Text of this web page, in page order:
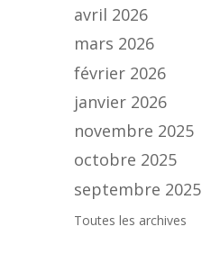
avril 2026
mars 2026
février 2026
janvier 2026
novembre 2025
octobre 2025
septembre 2025
Toutes les archives